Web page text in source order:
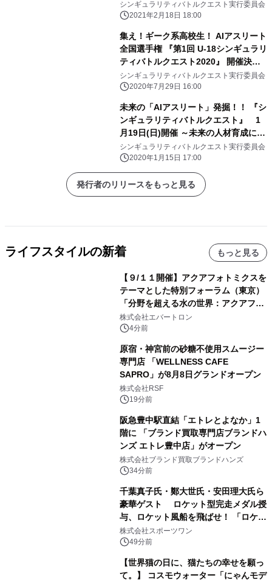
東京・芝浦工業大学附属中学高等学校
が総合優勝！
シンギュラリティバトルクエスト実行委員会
2021年2月18日 18:00
集え！ギーク系高校生！ AIアスリート
全国選手権 『第1回 U-18シンギュラリ
ティバトルクエスト2020』 開催決
定！
シンギュラリティバトルクエスト実行委員会
2020年7月29日 16:00
未来の「AIアスリート」発掘！！ 『シ
ンギュラリティバトルクエスト』 1
月19日(日)開催 ～未来の人材育成に向
けて、 トップクラスのAI技術関連企業
が競技を開発！！～
シンギュラリティバトルクエスト実行委員会
2020年1月15日 17:00
発行者のリリースをもっと見る
ライフスタイルの新着 もっと見る
【９/１１開催】アクアフォトミクスを
テーマとした特別フォーラム（東京）
「分野を超える水の世界：アクアフォ
トミクスが切り拓く新しい科学の地
平」を開催
株式会社エバートロン
4分前
原宿・神宮前の砂糖不使用スムージー
専門店 「WELLNESS CAFE
SAPRO」が8月8日グランドオープン
株式会社RSF
19分前
阪急豊中駅直結「エトレとよなか」1
階に 「ブランド買取専門店ブランドハ
ンズ エトレ豊中店」がオープン
株式会社ブランド買取ブランドハンズ
34分前
千葉真子氏・鄭大世氏・安田理大氏ら
豪華ゲスト ロケット型完走メダル授
与、ロケット風船を飛ばせ！ 「ロケッ
トマラソン2026」開催
株式会社スポーツワン
49分前
【世界猫の日に、猫たちの幸せを願っ
て。】 コスモウォーター「にゃんモデ